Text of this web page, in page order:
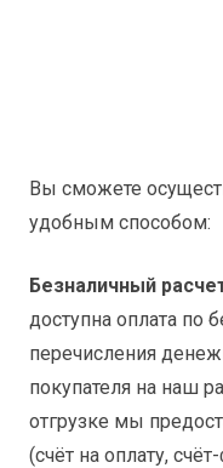
Вы сможете
удобным способом:
Безналичный
доступна оплата по
перечисления
покупателя на наш
отгрузке мы
(счёт на оплату,